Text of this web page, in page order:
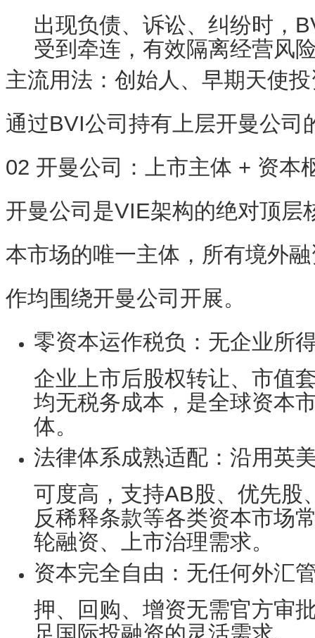
出现负债、诉讼、纠纷时，
受到牵连，有效隔离经营风
主流用法 ：创始人、早期天使
通过BVI公司持有上层开曼公司
02 开曼公司：上市主体 + 资本
开曼公司是VIE架构的绝对顶层
本市场的唯一主体，所有境外
作均围绕开曼公司开展。
零资本运作税负 ：无企业所
企业上市后股权转让、市值
均无税务成本，是全球资本
体。
法律体系成熟适配 ：沿用英
可度高，支持AB股、优先股
反稀释条款等各类资本市场
轮融资、上市治理需求。
资本完全自由 ：无任何外汇
押、回购、增资无需官方审
足国际投融资的灵活需求。